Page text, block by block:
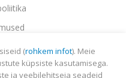
(rohkem infot). Meie
küpsiste kasutamisega.
ja veebilehitseja seadeid